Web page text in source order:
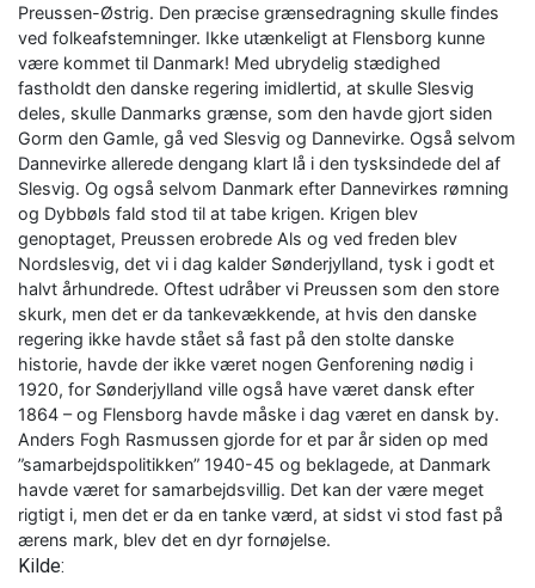
Preussen-Østrig. Den præcise grænsedragning skulle findes
ved folkeafstemninger. Ikke utænkeligt at Flensborg kunne
være kommet til Danmark! Med ubrydelig stædighed
fastholdt den danske regering imidlertid, at skulle Slesvig
deles, skulle Danmarks grænse, som den havde gjort siden
Gorm den Gamle, gå ved Slesvig og Dannevirke. Også selvom
Dannevirke allerede dengang klart lå i den tysksindede del af
Slesvig. Og også selvom Danmark efter Dannevirkes rømning
og Dybbøls fald stod til at tabe krigen. Krigen blev
genoptaget, Preussen erobrede Als og ved freden blev
Nordslesvig, det vi i dag kalder Sønderjylland, tysk i godt et
halvt århundrede. Oftest udråber vi Preussen som den store
skurk, men det er da tankevækkende, at hvis den danske
regering ikke havde stået så fast på den stolte danske
historie, havde der ikke været nogen Genforening nødig i
1920, for Sønderjylland ville også have været dansk efter
1864 – og Flensborg havde måske i dag været en dansk by.
Anders Fogh Rasmussen gjorde for et par år siden op med
”samarbejdspolitikken” 1940-45 og beklagede, at Danmark
havde været for samarbejdsvillig. Det kan der være meget
rigtigt i, men det er da en tanke værd, at sidst vi stod fast på
ærens mark, blev det en dyr fornøjelse.
Kilde: